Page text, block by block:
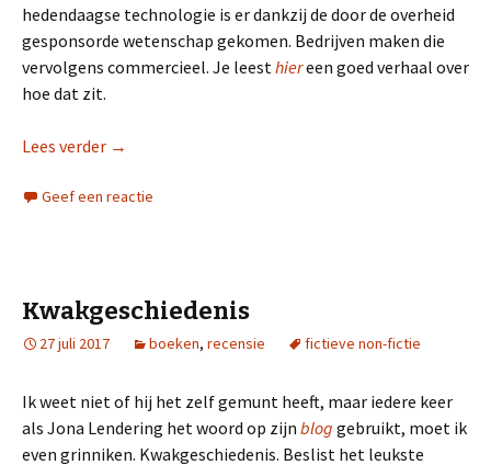
hedendaagse technologie is er dankzij de door de overheid
gesponsorde wetenschap gekomen. Bedrijven maken die
vervolgens commercieel. Je leesthiereen goed verhaal over
hoe dat zit.
Lees verder Musk
→
Geef een reactie
Kwakgeschiedenis
27 juli 2017 boeken, recensie fictieve non-fictie
Ik weet niet of hij het zelf gemunt heeft, maar iedere keer
als Jona Lendering het woord op zijn blog gebruikt, moet ik
even grinniken. Kwakgeschiedenis. Beslist het leukste